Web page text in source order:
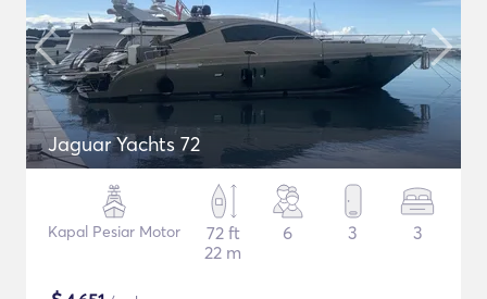
Jaguar Yachts 72
Kapal Pesiar Motor
72 ft
22 m
6 3 3